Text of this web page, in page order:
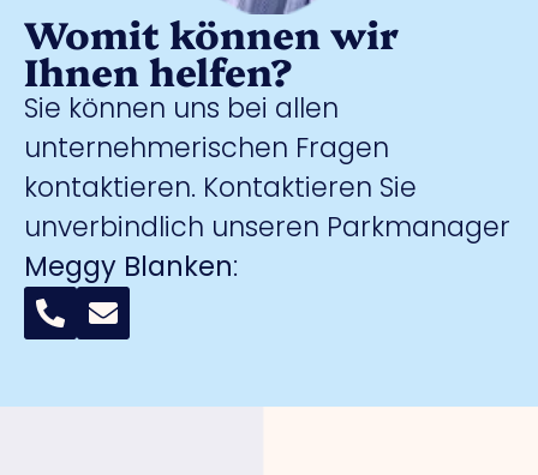
Womit können wir
Ihnen helfen?
Sie können uns bei allen
unternehmerischen Fragen
kontaktieren. Kontaktieren Sie
unverbindlich unseren Parkmanager
Meggy Blanken: